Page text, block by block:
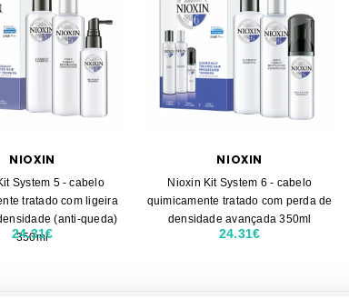
NIOXIN
System 5 - cabelo
tratado com ligeira
(anti-queda)
350ml
24.31€
NIOXIN
Nioxin Kit System 6 - cabelo
quimicamente tratado com perda de
densidade avançada 350ml
24.31€